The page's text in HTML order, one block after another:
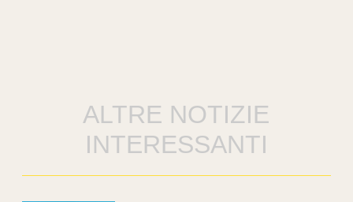
ALTRE NOTIZIE
INTERESSANTI